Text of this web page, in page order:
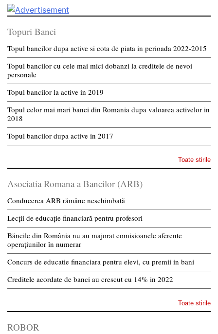
Topuri Banci
Topul bancilor dupa active si cota de piata in perioada 2022-2015
Topul bancilor cu cele mai mici dobanzi la creditele de nevoi
personale
Topul bancilor la active in 2019
Topul celor mai mari banci din Romania dupa valoarea activelor in
2018
Topul bancilor dupa active in 2017
Toate stirile
Asociatia Romana a Bancilor (ARB)
Conducerea ARB rămâne neschimbată
Lecții de educație financiară pentru profesori
Băncile din România nu au majorat comisioanele aferente
operațiunilor în numerar
Concurs de educatie financiara pentru elevi, cu premii in bani
Creditele acordate de banci au crescut cu 14% in 2022
Toate stirile
ROBOR